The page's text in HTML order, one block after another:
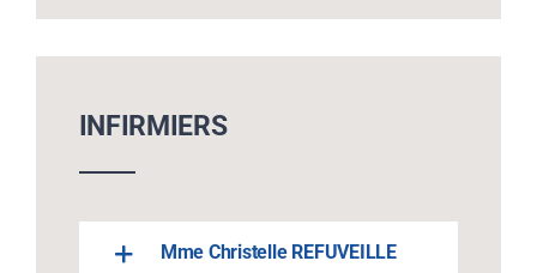
INFIRMIERS
Mme Christelle REFUVEILLE